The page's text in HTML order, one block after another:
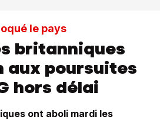
le pays
britanniques
poursuites
hors délai
ont aboli mardi les